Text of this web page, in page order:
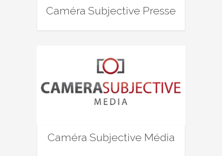
Caméra Subjective Presse
Caméra Subjective Média